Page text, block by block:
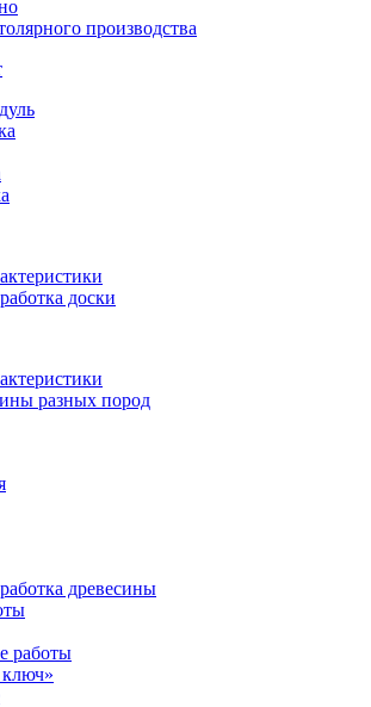
производства
доски
разных пород
древесины
работы